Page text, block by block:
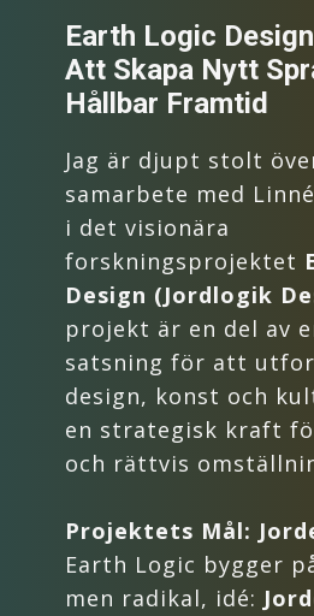
Earth Logic
Att Skapa Nytt
Hållbar Framtid
Jag är djupt stolt
samarbete med
i det visionära
forskningsprojektet
Design (Jordlogik
projekt är en del av
satsning för att
design, konst och
en strategisk kraft
och rättvis
Projektets Mål:
Earth Logic bygger
men radikal, idé: